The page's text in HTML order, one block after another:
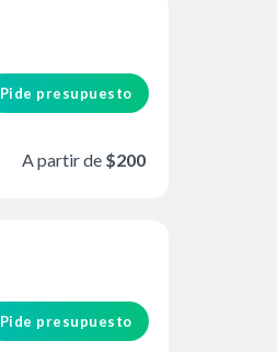
Pide presupuesto
A partir de $200
Pide presupuesto